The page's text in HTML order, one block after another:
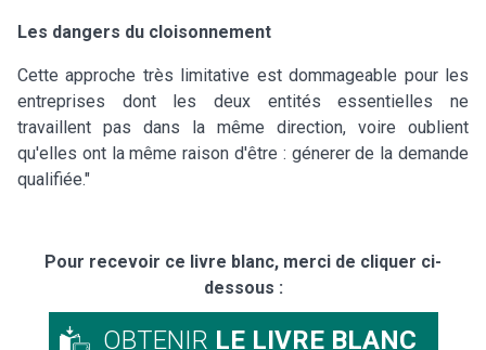
Les dangers du cloisonnement
Cette approche très limitative est dommageable pour les
entreprises dont les deux entités essentielles ne
travaillent pas dans la même direction, voire oublient
qu'elles ont la même raison d'être : génerer de la demande
qualifiée."
Pour recevoir ce livre blanc, merci de cliquer ci-
dessous :
OBTENIR LE LIVRE BLANC